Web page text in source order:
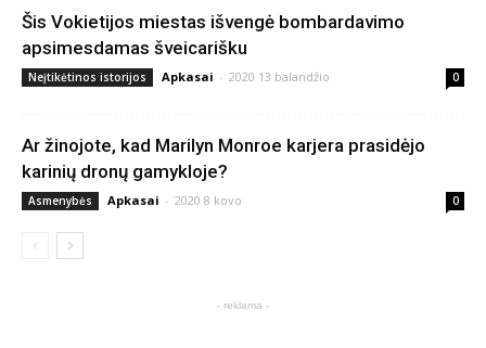
Šis Vokietijos miestas išvengė bombardavimo
apsimesdamas šveicarišku
Neįtikėtinos istorijos Apkasai - 2020 13 balandžio 0
Ar žinojote, kad Marilyn Monroe karjera prasidėjo
karinių dronų gamykloje?
Asmenybės Apkasai - 2020 8 kovo 0
- reklama -